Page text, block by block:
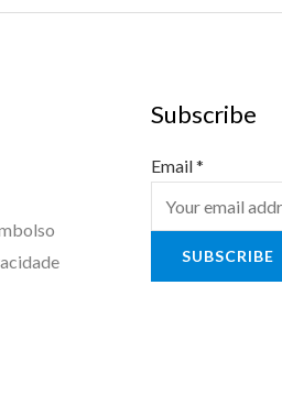
Subscribe
Email*
SUBSCRIBE